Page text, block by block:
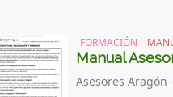
FORMACIÓN
Manual
Asesores Aragón